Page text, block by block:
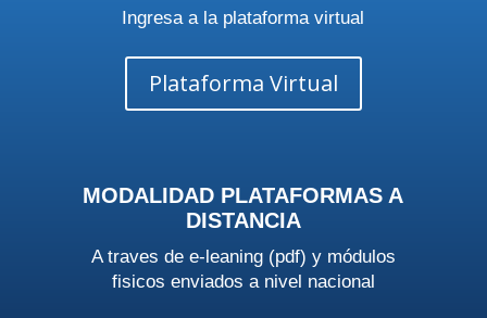
Ingresa a la plataforma virtual
Plataforma Virtual
MODALIDAD PLATAFORMAS A
DISTANCIA
A traves de e-leaning (pdf) y módulos
fisicos enviados a nivel nacional